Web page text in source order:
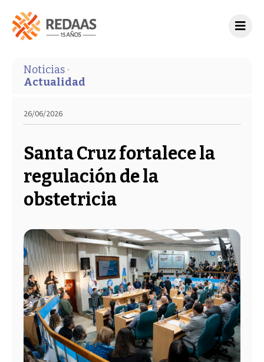
Noticias ·
Actualidad
26/06/2026
Santa Cruz fortalece la
regulación de la
obstetricia